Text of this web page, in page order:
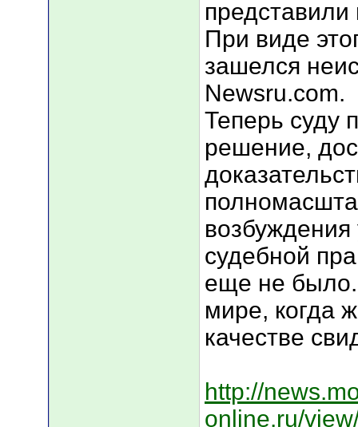
представили
При виде
зашелся
Newsru.com.
Теперь суду
решение,
возбуждения
судебной
еще не
мире, когда
качестве
http://
online.ru/